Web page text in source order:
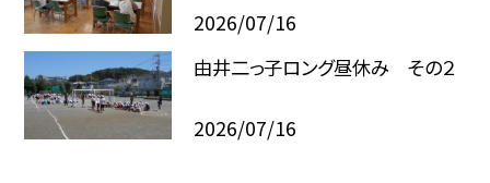
2026/07/16
由井二っ子ロング昼休み その２
2026/07/16